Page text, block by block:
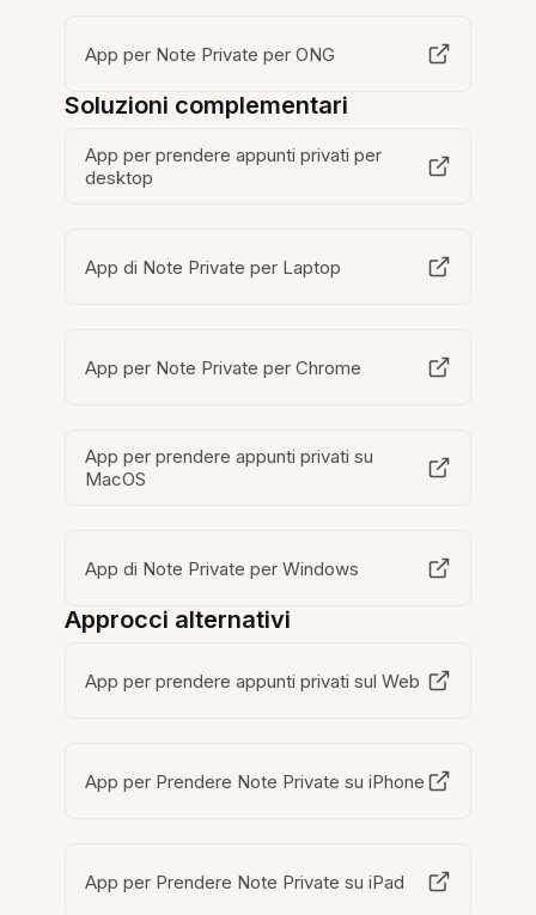
App per Note Private per ONG
Soluzioni complementari
App per prendere appunti privati per
desktop
App di Note Private per Laptop
App per Note Private per Chrome
App per prendere appunti privati su
MacOS
App di Note Private per Windows
Approcci alternativi
App per prendere appunti privati sul Web
App per Prendere Note Private su iPhone
App per Prendere Note Private su iPad